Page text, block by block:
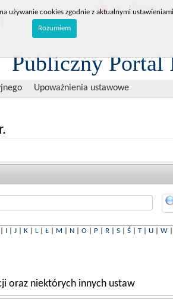
BIP RPL
Publiczny
Upoważnienia ustawowe
I| J| K| L| Ł| M N| O| P| R| S| Ś| T| U| W|
oraz niektórych innych ustaw
używanie cookies zgodnie z aktualnymi
Rozumiem